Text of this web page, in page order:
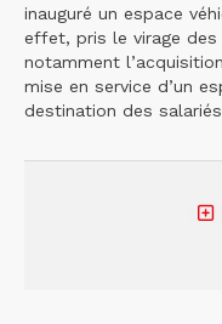
inauguré un espace
effet, pris le virage
notamment
mise en service d’un
destination des